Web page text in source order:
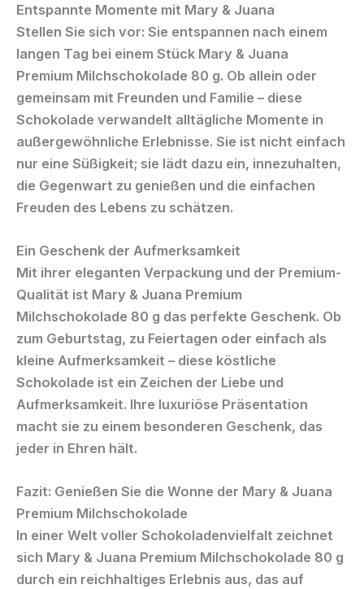
Entspannte Momente mit Mary & Juana
Stellen Sie sich vor: Sie entspannen nach einem
langen Tag bei einem Stück Mary & Juana
Premium Milchschokolade 80 g. Ob allein oder
gemeinsam mit Freunden und Familie – diese
Schokolade verwandelt alltägliche Momente in
außergewöhnliche Erlebnisse. Sie ist nicht einfach
nur eine Süßigkeit; sie lädt dazu ein, innezuhalten,
die Gegenwart zu genießen und die einfachen
Freuden des Lebens zu schätzen.
Ein Geschenk der Aufmerksamkeit
Mit ihrer eleganten Verpackung und der Premium-
Qualität ist Mary & Juana Premium
Milchschokolade 80 g das perfekte Geschenk. Ob
zum Geburtstag, zu Feiertagen oder einfach als
kleine Aufmerksamkeit – diese köstliche
Schokolade ist ein Zeichen der Liebe und
Aufmerksamkeit. Ihre luxuriöse Präsentation
macht sie zu einem besonderen Geschenk, das
jeder in Ehren hält.
Fazit: Genießen Sie die Wonne der Mary & Juana
Premium Milchschokolade
In einer Welt voller Schokoladenvielfalt zeichnet
sich Mary & Juana Premium Milchschokolade 80 g
durch ein reichhaltiges Erlebnis aus, das auf